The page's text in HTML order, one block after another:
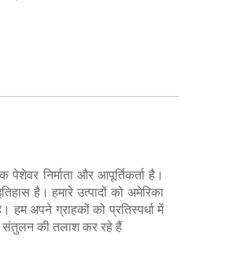
निर्माता और आपूर्तिकर्ता है।
है। हमारे उत्पादों को अमेरिका
हम अपने ग्राहकों को प्रतिस्पर्धा में
संतुलन की तलाश कर रहे हैं